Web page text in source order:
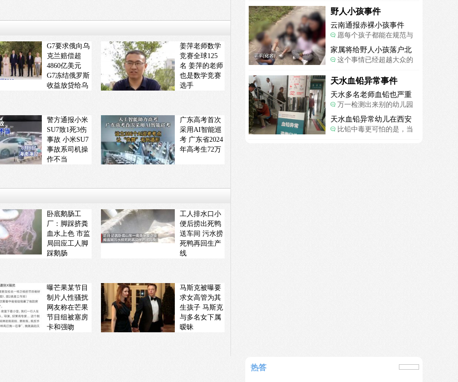
G7要求俄向乌
克兰赔偿超
4860亿美元
G7冻结俄罗斯
收益放贷给乌
姜萍老师数学
竞赛全球125
名 姜萍的老师
也是数学竞赛
选手
警方通报小米
SU7致1死3伤
事故 小米SU7
事故系司机操
作不当
广东高考首次
采用AI智能巡
考 广东省2024
年高考生72万
卧底鹅肠工
厂：脚踩挤粪
血水上色 市监
局回应工人脚
踩鹅肠
工人排水口小
便后捞出死鸭
送车间 污水捞
死鸭再回生产
线
曝芒果某节目
制片人性骚扰
网友称在芒果
节目组被塞房
卡和强吻
马斯克被曝要
求女高管为其
生孩子 马斯克
与多名女下属
暧昧
野人小孩事件
云南通报赤裸小孩事件
愿每个孩子都能在规范与
关爱中向阳生长。
家属将给野人小孩落户北
京这个事情已经超越大众的
已经畸形了，得尽快送医。
天水血铅异常事件
天水多名老师血铅也严重
超标万一检测出来别的幼儿园
孩子也超标，那事情就不是
一般大了。
天水血铅异常幼儿在西安
确诊铅中毒
比铅中毒更可怕的是，当
热答